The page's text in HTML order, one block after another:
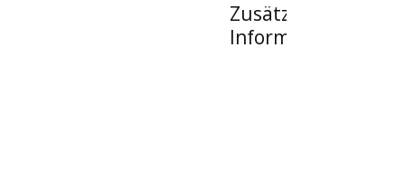
Zusätzliche
Informationen